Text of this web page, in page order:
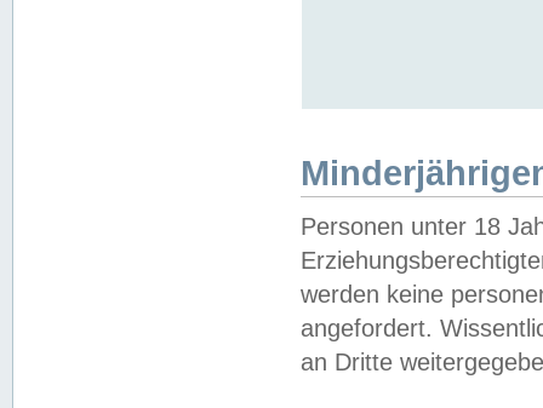
Personen unter 18
werden keine
angefordert.
an Dritte